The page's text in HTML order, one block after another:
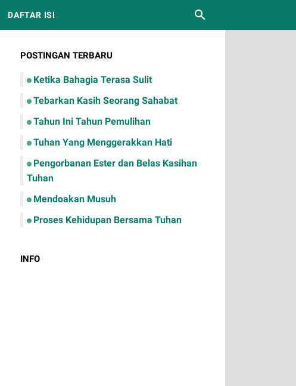
DAFTAR ISI
POSTINGAN TERBARU
Ketika Bahagia Terasa Sulit
Tebarkan Kasih Seorang Sahabat
Tahun Ini Tahun Pemulihan
Tuhan Yang Menggerakkan Hati
Pengorbanan Ester dan Belas Kasihan
Tuhan
Mendoakan Musuh
Proses Kehidupan Bersama Tuhan
INFO